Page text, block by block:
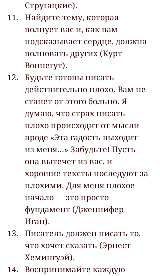
Стругацкие).
Найдите тему, которая
волнует вас и, как вам
подсказывает сердце, должна
волновать других (Курт
Воннегут).
Будьте готовы писать
действительно плохо. Вам не
станет от этого больно. Я
думаю, что страх писать
плохо происходит от мысли
вроде «Эта гадость выходит
из меня…» Забудьте! Пусть
она вытечет из вас, и
хорошие тексты последуют за
плохими. Для меня плохое
начало — это просто
фундамент (Дженнифер
Иган).
Писатель должен писать то,
что хочет сказать (Эрнест
Хемингуэй).
Воспринимайте каждую